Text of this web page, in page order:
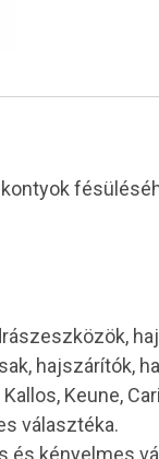
kontyok
hajszárítók,
Keune,
választéka.
és kényelmes